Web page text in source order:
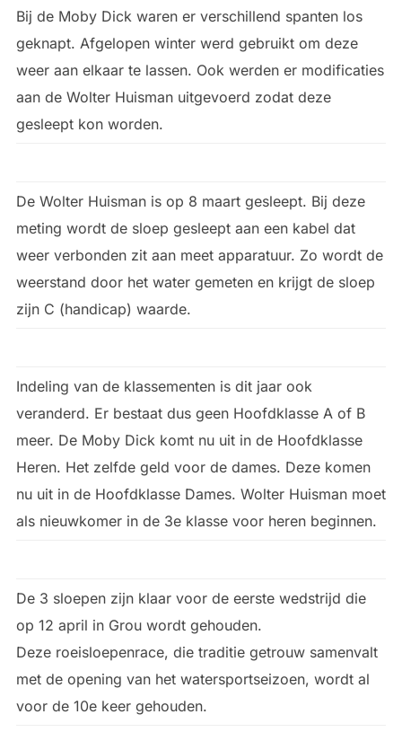
Bij de Moby Dick waren er verschillend spanten los
geknapt. Afgelopen winter werd gebruikt om deze
weer aan elkaar te lassen. Ook werden er modificaties
aan de Wolter Huisman uitgevoerd zodat deze
gesleept kon worden.
De Wolter Huisman is op 8 maart gesleept. Bij deze
meting wordt de sloep gesleept aan een kabel dat
weer verbonden zit aan meet apparatuur. Zo wordt de
weerstand door het water gemeten en krijgt de sloep
zijn C (handicap) waarde.
Indeling van de klassementen is dit jaar ook
veranderd. Er bestaat dus geen Hoofdklasse A of B
meer. De Moby Dick komt nu uit in de Hoofdklasse
Heren. Het zelfde geld voor de dames. Deze komen
nu uit in de Hoofdklasse Dames. Wolter Huisman moet
als nieuwkomer in de 3e klasse voor heren beginnen.
De 3 sloepen zijn klaar voor de eerste wedstrijd die
op 12 april in Grou wordt gehouden.
Deze roeisloepenrace, die traditie getrouw samenvalt
met de opening van het watersportseizoen, wordt al
voor de 10e keer gehouden.